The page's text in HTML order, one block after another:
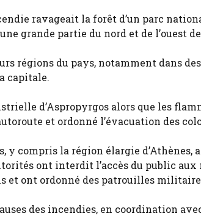
ravageait la forêt d’un parc
grande partie du nord et de l’ouest de
régions du pays, notamment dans
capitale.
d’Aspropyrgos alors que les
et ordonné l’évacuation des
compris la région élargie d’Athènes,
ont interdit l’accès du public
et ont ordonné des patrouilles
des incendies, en coordination